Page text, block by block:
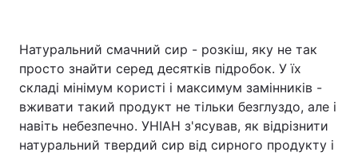
Головна Війна
Політика
Економіка Світ
Спорт Наука
Натуральний смачний сир - розкіш, яку не так
просто знайти серед десятків підробок. У їх
складі мінімум користі і максимум замінників -
вживати такий продукт не тільки безглуздо, але і
навіть небезпечно. УНІАН з'ясував, як відрізнити
натуральний твердий сир від сирного продукту і